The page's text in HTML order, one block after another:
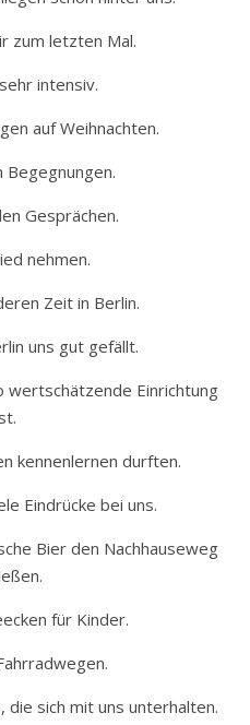
zum letzten Mal.
intensiv.
auf Weihnachten.
Gesprächen.
nehmen.
Zeit in Berlin.
uns gut gefällt.
wertschätzende Einrichtung
kennenlernen durften.
Eindrücke bei uns.
Bier den Nachhauseweg
für Kinder.
sich mit uns unterhalten.